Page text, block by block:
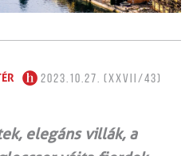
2023.10.27. (XXVII/43)
elegáns villák, a